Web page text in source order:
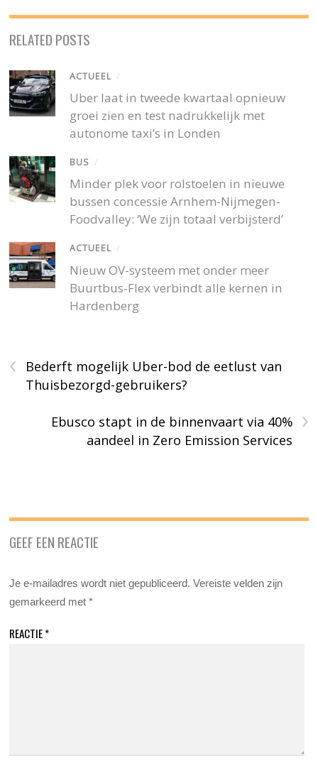
RELATED POSTS
ACTUEEL /
Uber laat in tweede kwartaal opnieuw
groei zien en test nadrukkelijk met
autonome taxi’s in Londen
BUS /
Minder plek voor rolstoelen in nieuwe
bussen concessie Arnhem-Nijmegen-
Foodvalley: ‘We zijn totaal verbijsterd’
ACTUEEL /
Nieuw OV-systeem met onder meer
Buurtbus-Flex verbindt alle kernen in
Hardenberg
‹
Bederft mogelijk Uber-bod de eetlust van
Thuisbezorgd-gebruikers?
›
Ebusco stapt in de binnenvaart via 40%
aandeel in Zero Emission Services
GEEF EEN REACTIE
Je e-mailadres wordt niet gepubliceerd. Vereiste velden zijn
gemarkeerd met*
REACTIE*